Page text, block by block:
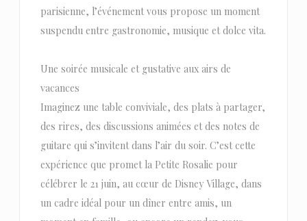
parisienne, l’événement vous propose un moment
suspendu entre gastronomie, musique et dolce vita.
Une soirée musicale et gustative aux airs de
vacances
Imaginez une table conviviale, des plats à partager,
des rires, des discussions animées et des notes de
guitare qui s’invitent dans l’air du soir. C’est cette
expérience que promet la Petite Rosalie pour
célébrer le 21 juin, au cœur de Disney Village, dans
un cadre idéal pour un dîner entre amis, un